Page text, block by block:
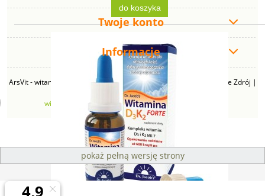
do koszyka
Twoje konto
Informacje
ArsVit - witaminyswanson.pl | ul. Zimowa 49B, 43-230 Goczałkowice Zdrój |
NIP: 6381219140 | REGON: 276280385 | Email:
witaminyswanson@gmail.com| Telefon:
pokaż pełną wersję strony
Sklep internetowy Shoper Premium